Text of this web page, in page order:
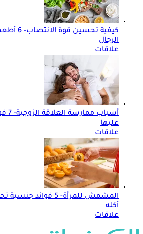
كيفية
الرجال
علاقات
عليها
علاقات
المشمش للمرأة- 5
أكله
علاقات